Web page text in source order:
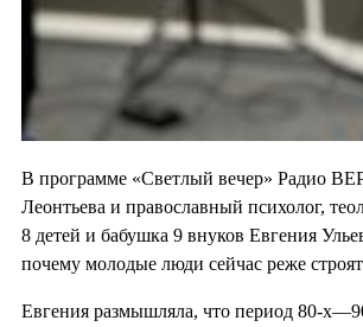
В программе «Светлый вечер» Радио
Леонтьева и православный психолог,
8 детей и бабушка 9 внуков Евгения
почему молодые люди сейчас реже
Евгения размышляла, что период 80-